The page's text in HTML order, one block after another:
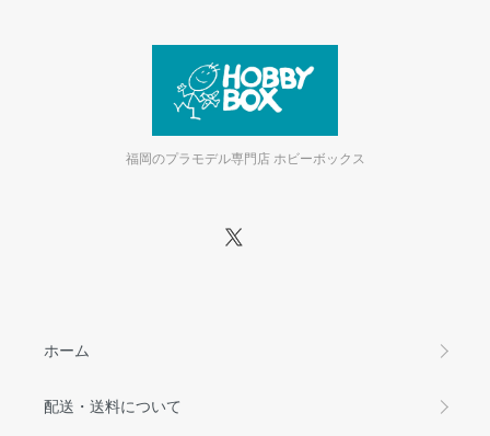
福岡のプラモデル専門店 ホビーボックス
ホーム
配送・送料について